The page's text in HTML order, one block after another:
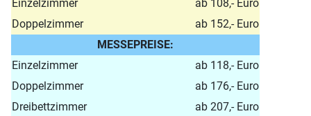
Einzelzimmer
ab 108,- Euro
Doppelzimmer
ab 152,- Euro
MESSEPREISE:
Einzelzimmer
ab 118,- Euro
Doppelzimmer
ab 176,- Euro
Dreibettzimmer
ab 207,- Euro